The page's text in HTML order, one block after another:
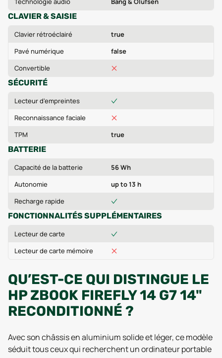
CLAVIER & SAISIE
Clavier rétroéclairé
true
Pavé numérique
false
Convertible
SÉCURITÉ
Lecteur d'empreintes
Reconnaissance faciale
TPM
true
BATTERIE
Capacité de la batterie
56 Wh
Autonomie
up to 13 h
Recharge rapide
FONCTIONNALITÉS SUPPLÉMENTAIRES
Lecteur de carte
Lecteur de carte mémoire
QU’EST-CE QUI DISTINGUE LE
HP ZBOOK FIREFLY 14 G7 14"
RECONDITIONNÉ ?
Avec son châssis en aluminium solide et léger, ce modèle
séduit tous ceux qui recherchent un ordinateur portable